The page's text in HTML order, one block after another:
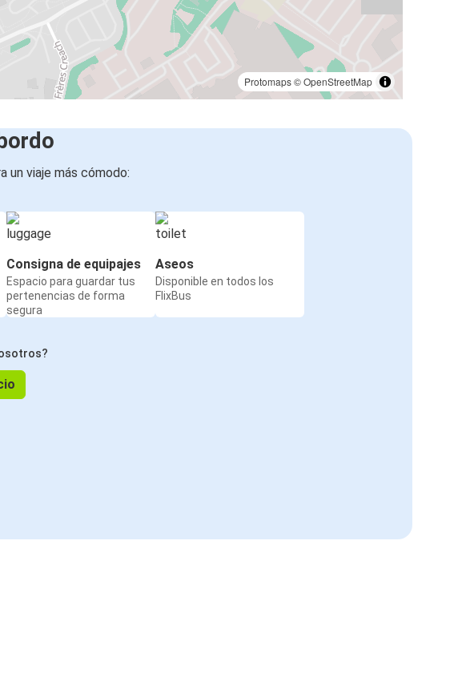
Protomaps©OpenStreetMap
un viaje más cómodo:
Consigna de equipajes
Espacio para guardar tus
pertenencias de forma
segura
Aseos
Disponible en todos los
FlixBus